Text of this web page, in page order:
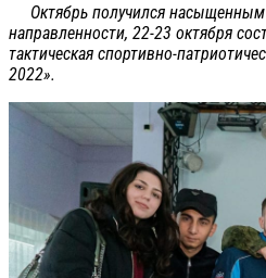
Октябрь получился
направленности, 22-23 октября
тактическая спортивно-
2022».